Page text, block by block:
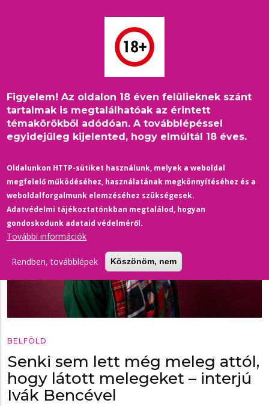
Figyelem! Az oldalon 18 éven felülieknek szánt
tartalmak is megtalálhatóak az érintett
témakörökből adódóan. A továbblépéssel
egyidejűleg kijelented, hogy elmúltál 18 éves.
Oldalunkon HTTP-sütiket használunk, melyek a weboldal
megfelelő működéséhez, használatának megkönnyítéséhez és a
weboldalforgalmunk elemzéséhez szükségesek.
Adatvédelmi tájékoztatónkban megtalálod, hogyan
gondoskodunk adataid védelméről.
További információk
Rendben, továbblépek Köszönöm, nem
Morzsa
Címlap /Belföld /
Senki sem lett még meleg attól, hogy látott melegeket –
interjú Ivák Bencével
BELFÖLD
Senki sem lett még meleg attól,
hogy látott melegeket – interjú
Ivák Bencével